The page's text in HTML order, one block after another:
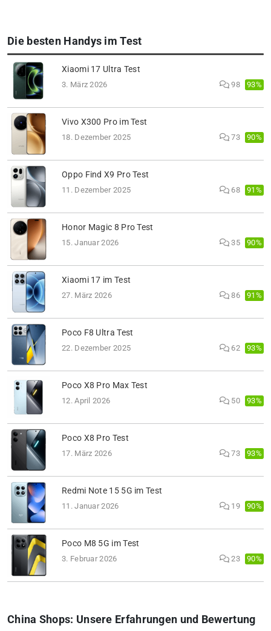
Die besten Handys im Test
Xiaomi 17 Ultra Test
3. März 2026 98 93%
Vivo X300 Pro im Test
18. Dezember 2025 73 90%
Oppo Find X9 Pro Test
11. Dezember 2025 68 91%
Honor Magic 8 Pro Test
15. Januar 2026 35 90%
Xiaomi 17 im Test
27. März 2026 86 91%
Poco F8 Ultra Test
22. Dezember 2025 62 93%
Poco X8 Pro Max Test
12. April 2026 50 93%
Poco X8 Pro Test
17. März 2026 73 93%
Redmi Note 15 5G im Test
11. Januar 2026 19 90%
Poco M8 5G im Test
3. Februar 2026 23 90%
China Shops: Unsere Erfahrungen und Bewertung